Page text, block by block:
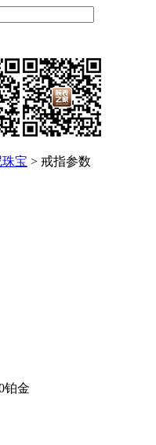
宝 > 戒指参数
铂金